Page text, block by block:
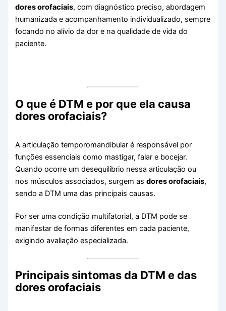
dores orofaciais, com diagnóstico preciso, abordagem
humanizada e acompanhamento individualizado, sempre
focando no alívio da dor e na qualidade de vida do
paciente.
O que é DTM e por que ela causa
dores orofaciais?
A articulação temporomandibular é responsável por
funções essenciais como mastigar, falar e bocejar.
Quando ocorre um desequilíbrio nessa articulação ou
nos músculos associados, surgem asdores orofaciais,
sendo a DTM uma das principais causas.
Por ser uma condição multifatorial, a DTM pode se
manifestar de formas diferentes em cada paciente,
exigindo avaliação especializada.
Principais sintomas da DTM e das
dores orofaciais